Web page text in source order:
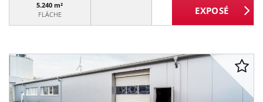
5.240 m²
FLÄCHE